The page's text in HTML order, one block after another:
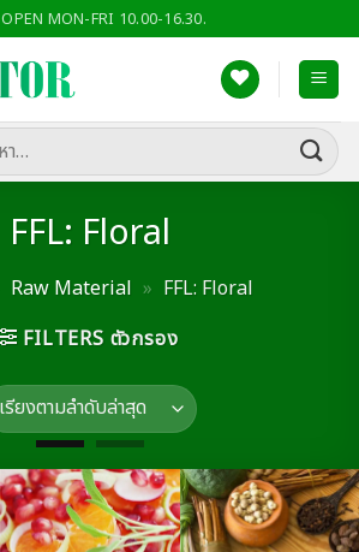
OPEN MON-FRI 10.00-16.30.
FFL: Floral
Raw Material » FFL: Floral
FILTERS ตัวกรอง